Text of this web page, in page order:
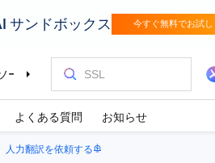
よくある質問 お知らせ
人力翻訳を依頼する